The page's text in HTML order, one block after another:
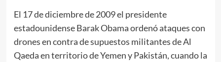
El 17 de diciembre de 2009 el presidente
estadounidense Barak Obama ordenó ataques con
drones en contra de supuestos militantes de Al
Qaeda en territorio de Yemen y Pakistán, cuando la